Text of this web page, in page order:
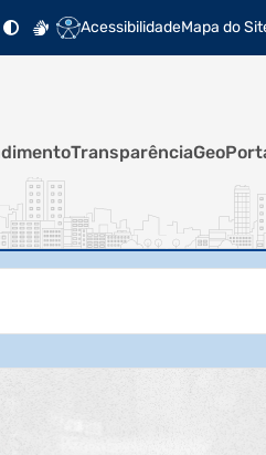
AcessibilidadeMapa do
Transparência